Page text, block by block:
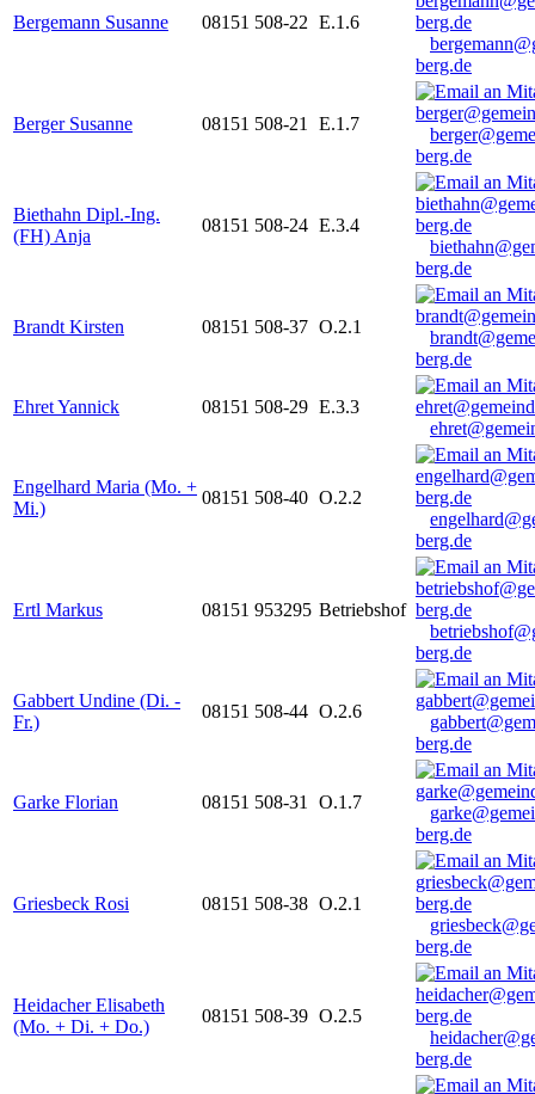
Bergemann Susanne 08151 508-22 E.1.6
berg.de
Berger Susanne 08151 508-21 E.1.7
berg.de
Biethahn Dipl.-Ing.
(FH) Anja
08151 508-24 E.3.4
berg.de
Brandt Kirsten 08151 508-37 O.2.1
berg.de
Ehret Yannick 08151 508-29 E.3.3
Engelhard Maria (Mo. +
Mi.)
08151 508-40 O.2.2
berg.de
Ertl Markus 08151 953295 Betriebshof
berg.de
Gabbert Undine (Di. -
Fr.)
08151 508-44 O.2.6
berg.de
Garke Florian 08151 508-31 O.1.7
berg.de
Griesbeck Rosi 08151 508-38 O.2.1
berg.de
Heidacher Elisabeth
(Mo. + Di. + Do.)
08151 508-39 O.2.5
berg.de